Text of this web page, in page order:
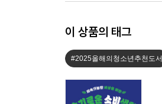
이 상품의 태그
#2025올해의청소년추천도서